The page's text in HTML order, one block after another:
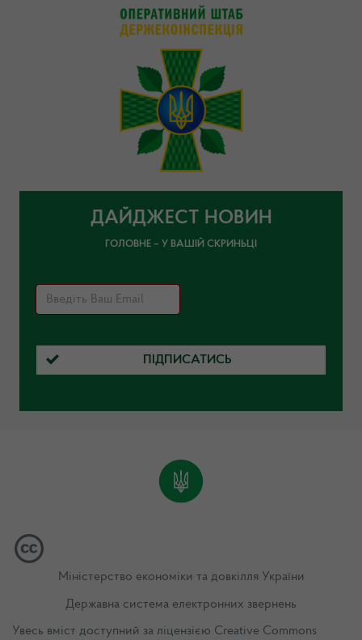
ДАЙДЖЕСТ НОВИН
ГОЛОВНЕ – У ВАШІЙ СКРИНЬЦІ
ПІДПИСАТИСЬ
Міністерство економіки та довкілля України
Державна система електронних звернень
Увесь вміст доступний за ліцензією Creative Commons